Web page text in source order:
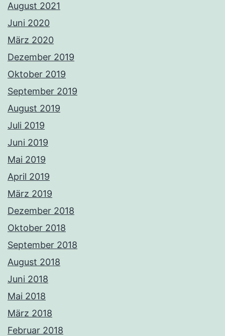
August 2021
Juni 2020
März 2020
Dezember 2019
Oktober 2019
September 2019
August 2019
Juli 2019
Juni 2019
Mai 2019
April 2019
März 2019
Dezember 2018
Oktober 2018
September 2018
August 2018
Juni 2018
Mai 2018
März 2018
Februar 2018